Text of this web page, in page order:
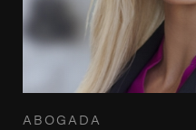
ABOGADA